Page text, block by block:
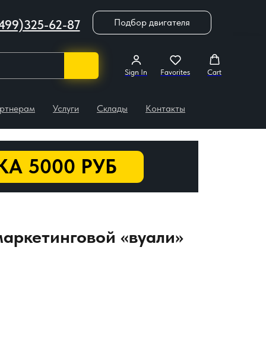
62-87 Подбор двигателя
Sign In Favorites Cart
Услуги Склады Контакты
5000 РУБ
«вуали»